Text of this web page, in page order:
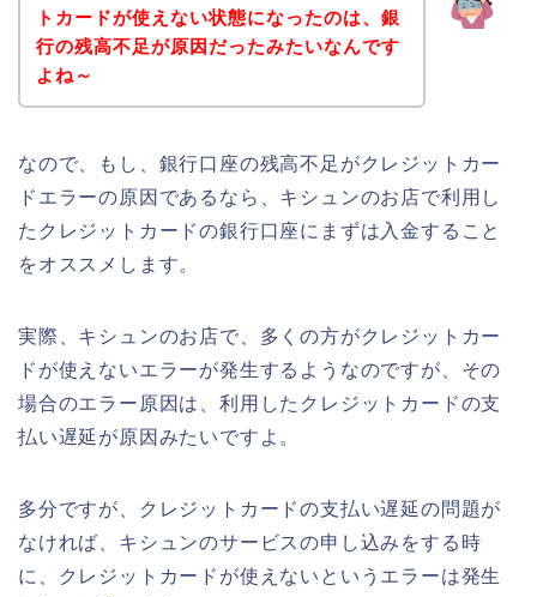
トカードが使えない状態になったのは、銀
行の残高不足が原因だったみたいなんです
よね～
なので、もし、銀行口座の残高不足がクレジットカー
ドエラーの原因であるなら、キシュンのお店で利用し
たクレジットカードの銀行口座にまずは入金すること
をオススメします。
実際、キシュンのお店で、多くの方がクレジットカー
ドが使えないエラーが発生するようなのですが、その
場合のエラー原因は、利用したクレジットカードの支
払い遅延が原因みたいですよ。
多分ですが、クレジットカードの支払い遅延の問題が
なければ、キシュンのサービスの申し込みをする時
に、クレジットカードが使えないというエラーは発生